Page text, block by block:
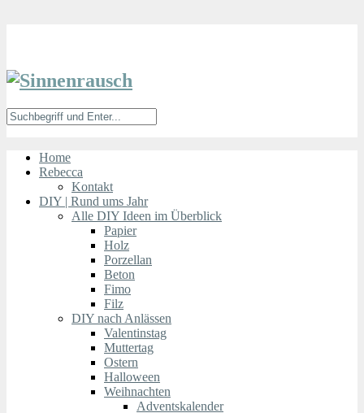
Home
Rebecca
Kontakt
DIY | Rund ums Jahr
Alle DIY Ideen im Überblick
Papier
Holz
Porzellan
Beton
Fimo
Filz
DIY nach Anlässen
Valentinstag
Muttertag
Ostern
Halloween
Weihnachten
Adventskalender